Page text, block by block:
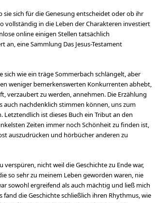
sie sich für die Genesung entscheidet oder ob ihr
vollständig in die Leben der Charakteren investiert
online einigen Stellen tatsächlich
eine Sammlung Das Jesus-Testament
sich wie ein träge Sommerbach schlängelt, aber
weniger bemerkenswerten Konkurrenten abhebt,
verzaubert zu werden, annehmen. Die Erzählung
auch nachdenklich stimmen können, uns zum
ist dieses Buch ein Tribut an den
Zeiten immer noch Schönheit zu finden ist,
auszudrücken und hörbücher anderen zu
nicht weil die Geschichte zu Ende war,
so sehr zu meinem Leben geworden waren, nie
sowohl ergreifend als auch mächtig und ließ mich
die Geschichte schließlich ihren Rhythmus, wie